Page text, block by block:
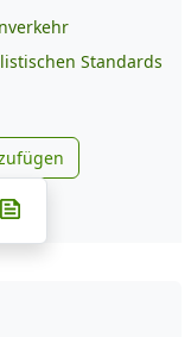
Standards
Google
auf Telegram
auf X